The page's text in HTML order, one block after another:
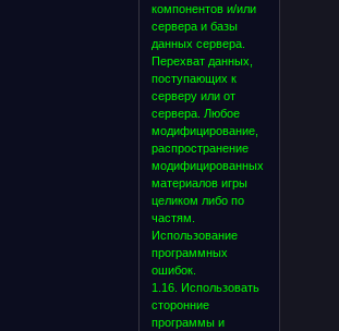
компонентов и/или
сервера и базы
данных сервера.
Перехват данных,
поступающих к
серверу или от
сервера. Любое
модифицирование,
распространение
модифицированных
материалов игры
целиком либо по
частям.
Использование
программных
ошибок.
1.16. Использовать
сторонние
программы и